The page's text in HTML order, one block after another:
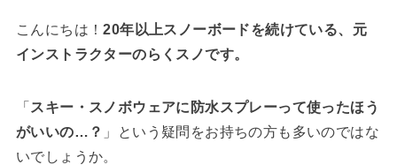
こんにちは！20年以上スノーボードを続けている、元
インストラクターのらくスノです。
「 スキー・スノボウェアに防水スプレーって使ったほう
がいいの…？ 」という疑問をお持ちの方も多いのではな
いでしょうか。